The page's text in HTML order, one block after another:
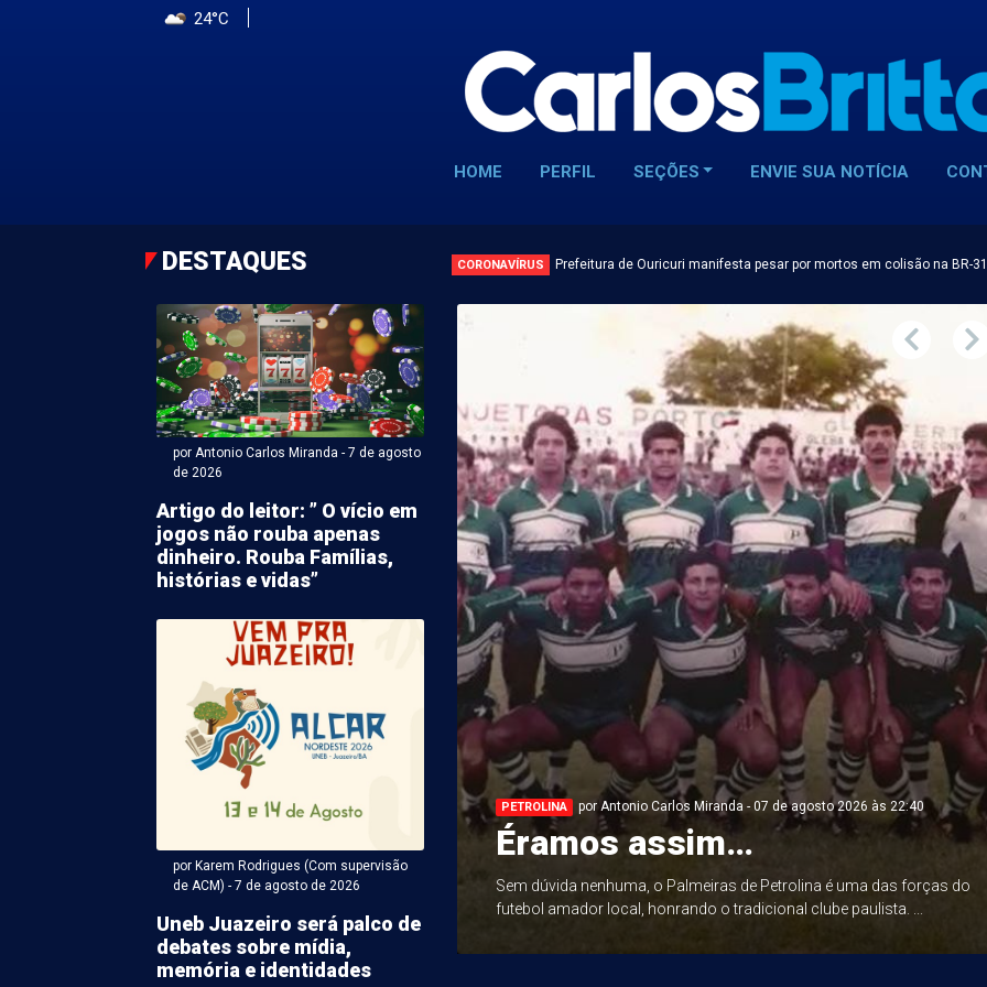
24°C
HOME PERFIL SEÇÕES ENVIE SUA NOTÍCIA
DESTAQUES CORONAVÍRUS Prefeitura de Ouricuri manifesta pesar por mortos em colisão na BR-
por Antonio Carlos Miranda - 7 de agosto
de 2026
Artigo do leitor: ” O vício em
jogos não rouba apenas
dinheiro. Rouba Famílias,
histórias e vidas”
por Karem Rodrigues (Com supervisão
de ACM) - 7 de agosto de 2026
Uneb Juazeiro será palco de
debates sobre mídia,
memória e identidades
Rodrigues (Com supervisão de ACM) - 07 de agosto
causado por
aborrece
no Gercino Coelho
de vazamento na tubulação de água irrita
PETROLINA por Antonio Carlos Miranda - 07 de agosto 2026 às 22:40
Éramos assim…
Sem dúvida nenhuma, o Palmeiras de Petrolina é uma das forças do
futebol amador local, honrando o tradicional clube paulista. ...